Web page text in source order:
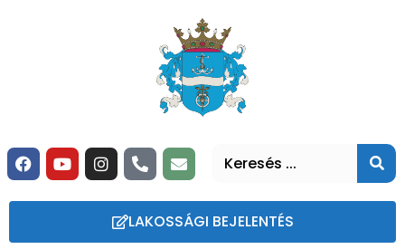
LAKOSSÁGI BEJELENTÉS